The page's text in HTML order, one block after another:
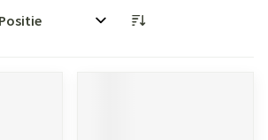
Sorteer op: